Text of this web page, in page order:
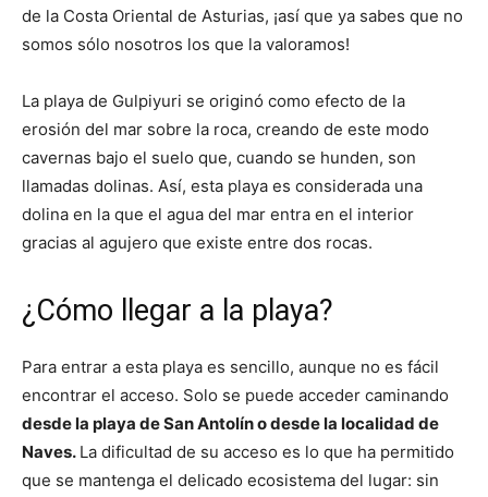
de la Costa Oriental de Asturias, ¡así que ya sabes que no
somos sólo nosotros los que la valoramos!
La playa de Gulpiyuri se originó como efecto de la
erosión del mar sobre la roca, creando de este modo
cavernas bajo el suelo que, cuando se hunden, son
llamadas dolinas. Así, esta playa es considerada una
dolina en la que el agua del mar entra en el interior
gracias al agujero que existe entre dos rocas.
¿Cómo llegar a la playa?
Para entrar a esta playa es sencillo, aunque no es fácil
encontrar el acceso. Solo se puede acceder caminando
desde la playa de San Antolín o desde la localidad de
Naves. La dificultad de su acceso es lo que ha permitido
que se mantenga el delicado ecosistema del lugar: sin